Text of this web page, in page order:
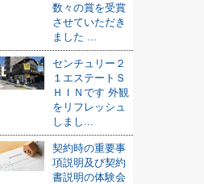
数々の賞を受賞
させていただき
ました ...
センチュリー２
１エステートＳ
ＨＩＮです 外観
をリフレッシュ
しまし...
契約時の重要事
項説明及び契約
書説明の体験会